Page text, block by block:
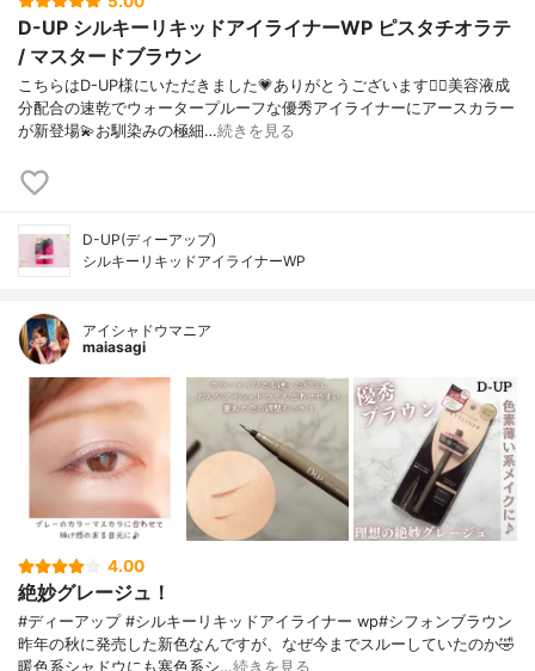
D-UP シルキーリキッドアイライナーWP ピスタチオラテ
/ マスタードブラウン
こちらはD-UP様にいただきました💗ありがとうございます🙇‍♀️美容液成
分配合の速乾でウォータープルーフな優秀アイライナーにアースカラー
が新登場💫お馴染みの極細…続きを見る
D-UP(ディーアップ)
シルキーリキッドアイライナーWP
アイシャドウマニア
maiasagi
4.00
絶妙グレージュ！
#ディーアップ #シルキーリキッドアイライナー wp#シフォンブラウン
昨年の秋に発売した新色なんですが、なぜ今までスルーしていたのか🤣
暖色系シャドウにも寒色系シ…続きを見る